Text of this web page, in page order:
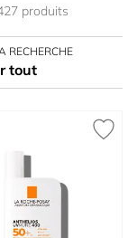
produits
RECHERCHE
tout